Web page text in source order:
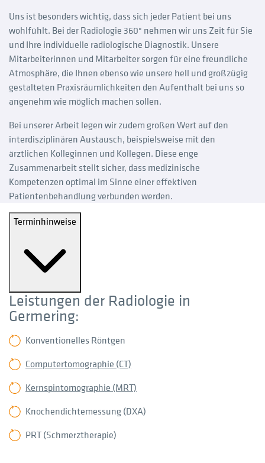
Uns ist besonders wichtig, dass sich jeder Patient bei uns
wohlfühlt. Bei der Radiologie 360° nehmen wir uns Zeit für Sie
und Ihre individuelle radiologische Diagnostik. Unsere
Mitarbeiterinnen und Mitarbeiter sorgen für eine freundliche
Atmosphäre, die Ihnen ebenso wie unsere hell und großzügig
gestalteten Praxisräumlichkeiten den Aufenthalt bei uns so
angenehm wie möglich machen sollen.
Bei unserer Arbeit legen wir zudem großen Wert auf den
interdisziplinären Austausch, beispielsweise mit den
ärztlichen Kolleginnen und Kollegen. Diese enge
Zusammenarbeit stellt sicher, dass medizinische
Kompetenzen optimal im Sinne einer effektiven
Patientenbehandlung verbunden werden.
Terminhinweise
Leistungen der Radiologie in
Germering:
Konventionelles Röntgen
Computertomographie (CT)
Kernspintomographie (MRT)
Knochendichtemessung (DXA)
PRT (Schmerztherapie)